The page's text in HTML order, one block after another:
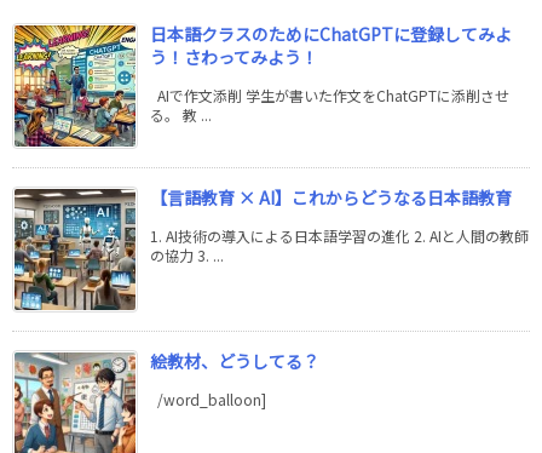
日本語クラスのためにChatGPTに登録してみよ
う！さわってみよう！
AIで作文添削 学生が書いた作文をChatGPTに添削させ
る。 教 ...
【言語教育 × AI】これからどうなる日本語教育
1. AI技術の導入による日本語学習の進化 2. AIと人間の教師
の協力 3. ...
絵教材、どうしてる？
/word_balloon]